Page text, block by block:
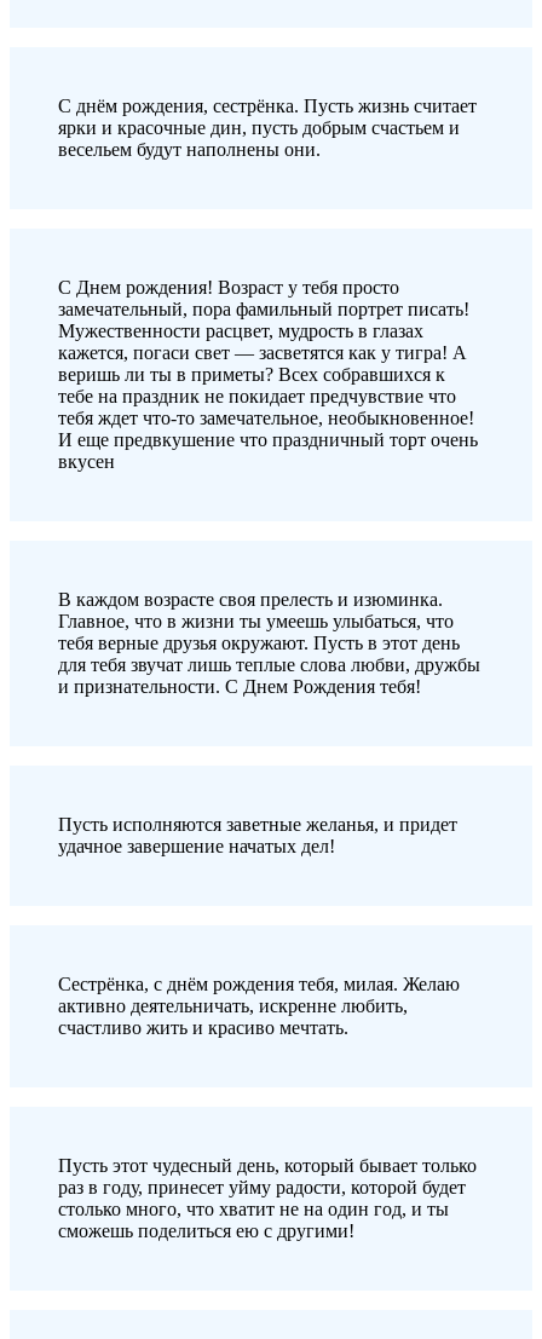
С днём рождения, сестрёнка. Пусть жизнь считает
ярки и красочные дин, пусть добрым счастьем и
весельем будут наполнены они.
С Днем рождения! Возраст у тебя просто
замечательный, пора фамильный портрет писать!
Мужественности расцвет, мудрость в глазах
кажется, погаси свет — засветятся как у тигра! А
веришь ли ты в приметы? Всех собравшихся к
тебе на праздник не покидает предчувствие что
тебя ждет что-то замечательное, необыкновенное!
И еще предвкушение что праздничный торт очень
вкусен
В каждом возрасте своя прелесть и изюминка.
Главное, что в жизни ты умеешь улыбаться, что
тебя верные друзья окружают. Пусть в этот день
для тебя звучат лишь теплые слова любви, дружбы
и признательности. С Днем Рождения тебя!
Пусть исполняются заветные желанья, и придет
удачное завершение начатых дел!
Сестрёнка, с днём рождения тебя, милая. Желаю
активно деятельничать, искренне любить,
счастливо жить и красиво мечтать.
Пусть этот чудесный день, который бывает только
раз в году, принесет уйму радости, которой будет
столько много, что хватит не на один год, и ты
сможешь поделиться ею с другими!